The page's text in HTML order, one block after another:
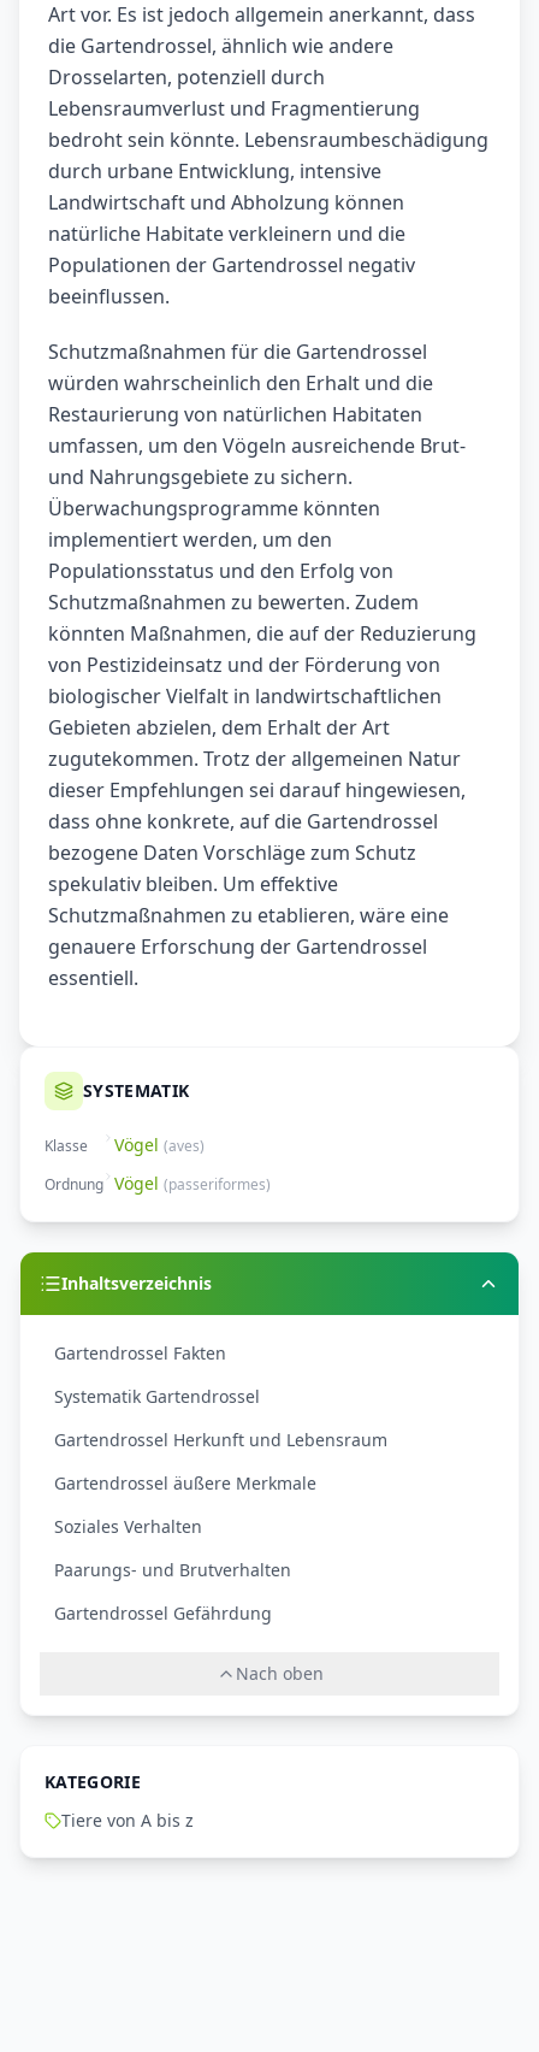
Art vor. Es ist jedoch allgemein anerkannt, dass
die Gartendrossel, ähnlich wie andere
Drosselarten, potenziell durch
Lebensraumverlust und Fragmentierung
bedroht sein könnte. Lebensraumbeschädigung
durch urbane Entwicklung, intensive
Landwirtschaft und Abholzung können
natürliche Habitate verkleinern und die
Populationen der Gartendrossel negativ
beeinflussen.
Schutzmaßnahmen für die Gartendrossel
würden wahrscheinlich den Erhalt und die
Restaurierung von natürlichen Habitaten
umfassen, um den Vögeln ausreichende Brut-
und Nahrungsgebiete zu sichern.
Überwachungsprogramme könnten
implementiert werden, um den
Populationsstatus und den Erfolg von
Schutzmaßnahmen zu bewerten. Zudem
könnten Maßnahmen, die auf der Reduzierung
von Pestizideinsatz und der Förderung von
biologischer Vielfalt in landwirtschaftlichen
Gebieten abzielen, dem Erhalt der Art
zugutekommen. Trotz der allgemeinen Natur
dieser Empfehlungen sei darauf hingewiesen,
dass ohne konkrete, auf die Gartendrossel
bezogene Daten Vorschläge zum Schutz
spekulativ bleiben. Um effektive
Schutzmaßnahmen zu etablieren, wäre eine
genauere Erforschung der Gartendrossel
essentiell.
SYSTEMATIK
Klasse Vögel (aves)
Ordnung Vögel (passeriformes)
Inhaltsverzeichnis
Gartendrossel Fakten
Systematik Gartendrossel
Gartendrossel Herkunft und Lebensraum
Gartendrossel äußere Merkmale
Soziales Verhalten
Paarungs- und Brutverhalten
Gartendrossel Gefährdung
Nach oben
KATEGORIE
Tiere von A bis z